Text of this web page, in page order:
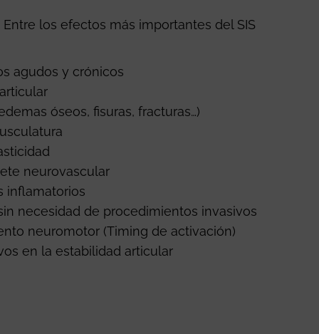
Entre los efectos más importantes del SIS
agudos y crónicos
óseos, fisuras, fracturas…)
neurovascular
inflamatorios
necesidad de procedimientos invasivos
neuromotor (Timing de activación)
en la estabilidad articular